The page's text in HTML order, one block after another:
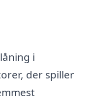
i
der spiller